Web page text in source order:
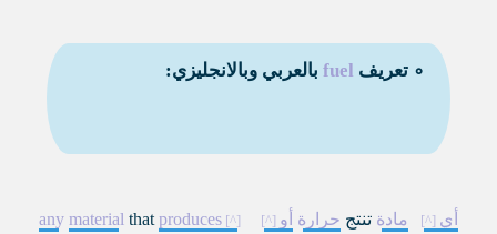
∘ تعريف fuel بالعربي وبالانجليزي:
أي مادة تنتج حرارة أو
any material that produces